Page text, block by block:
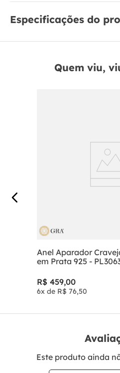
Especificações do
Quem viu,
Anel Aparador
em Prata 925 -
R$ 459,00
6x de R$ 76,50
Este produto ainda